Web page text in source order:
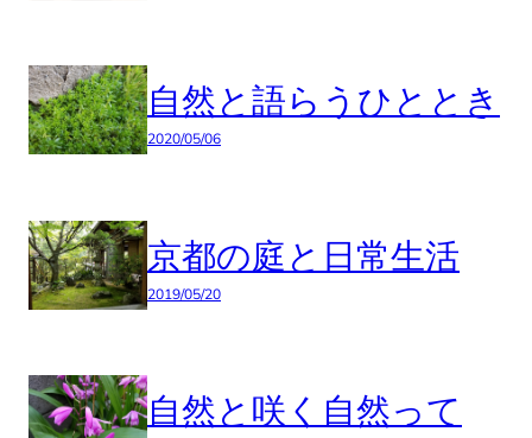
自然と語らうひととき
2020/05/06
京都の庭と日常生活
2019/05/20
自然と咲く自然って